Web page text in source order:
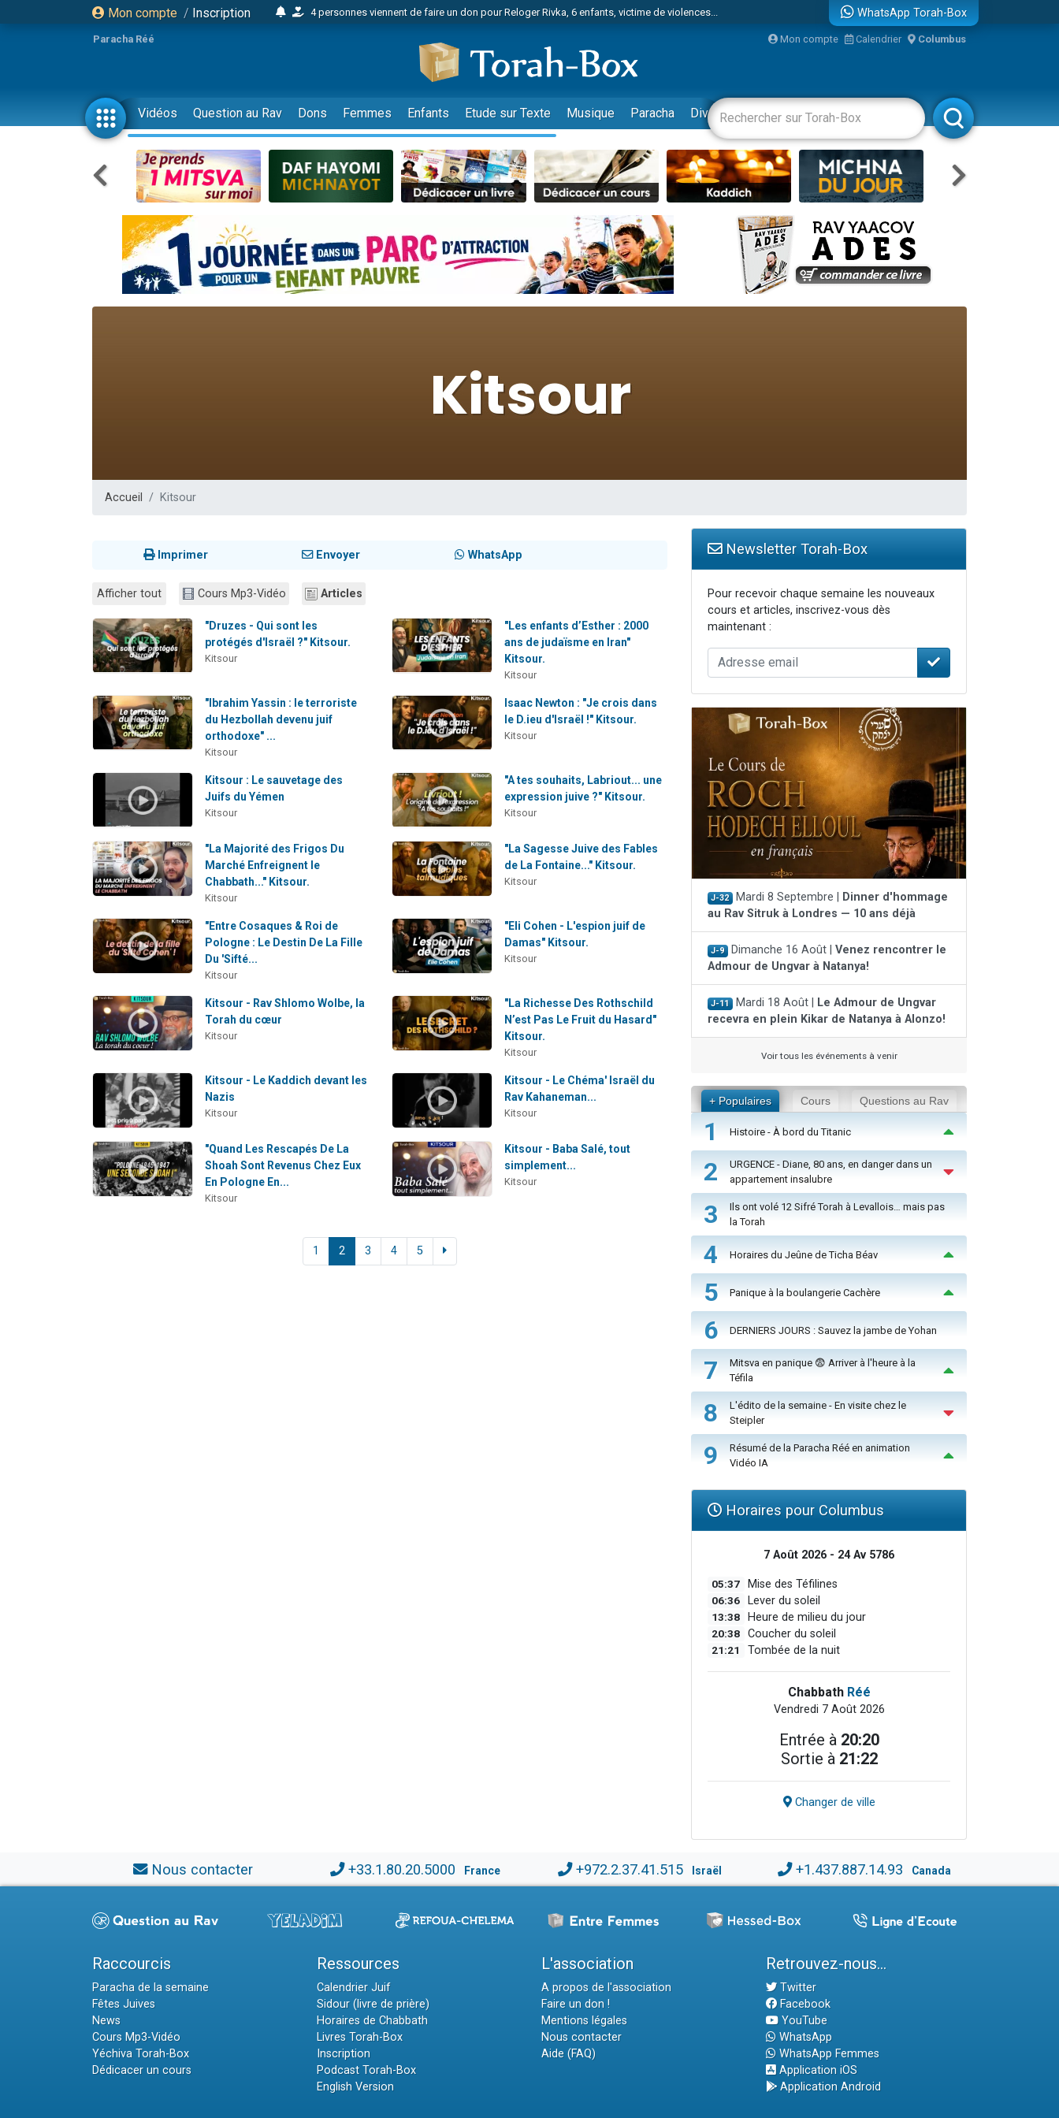
Mon compte / Inscription
4 personnes viennent de faire un don pour Reloger Rivka, 6 enfants, victime de violences...
17 personnes viennent de demander une bénédiction
4 personnes viennent de nous rejoindre sur WhatsApp
Il reste 49 places pour étudier en groupe sur Zoom
23 personnes viennent de faire un don pour Diane, 80 ans, dans un appartement insalubre
Eva vient de donner son Maasser
4 personnes viennent de nous rejoindre sur WhatsApp
3 personnes viennent de nous rejoindre sur WhatsApp
3 personnes viennent de faire un don pour 5 jours de vacances aux Orphelins
Odaya vient de donner son Maasser
2 personnes viennent de nous rejoindre sur WhatsApp
13 personnes viennent de demander une bénédiction
3 personnes viennent de nous rejoindre sur WhatsApp
2 personnes viennent de nous rejoindre sur WhatsApp
WhatsApp Torah-Box
Paracha Réé Mon compte Calendrier Columbus
Vidéos Question au Rav Dons Femmes Enfants Etude sur Texte Musique Paracha Divertissements Livres Rabbanim
Accueil Kitsour
Imprimer Envoyer WhatsApp
Afficher tout Cours Mp3-Vidéo Articles
"Druzes - Qui sont les
protégés d'Israël ?" Kitsour.
Kitsour
"Les enfants d’Esther : 2000
ans de judaïsme en Iran"
Kitsour.
Kitsour
"Ibrahim Yassin : le terroriste
du Hezbollah devenu juif
orthodoxe" ...
Kitsour
Isaac Newton : "Je crois dans
le D.ieu d'Israël !" Kitsour.
Kitsour
Kitsour : Le sauvetage des
Juifs du Yémen
Kitsour
"A tes souhaits, Labriout... une
expression juive ?" Kitsour.
Kitsour
"La Majorité des Frigos Du
Marché Enfreignent le
Chabbath..." Kitsour.
Kitsour
"La Sagesse Juive des Fables
de La Fontaine..." Kitsour.
Kitsour
"Entre Cosaques & Roi de
Pologne : Le Destin De La Fille
Du 'Sifté...
Kitsour
"Eli Cohen - L'espion juif de
Damas" Kitsour.
Kitsour
Kitsour - Rav Shlomo Wolbe, la
Torah du cœur
Kitsour
"La Richesse Des Rothschild
N’est Pas Le Fruit du Hasard"
Kitsour.
Kitsour
Kitsour - Le Kaddich devant les
Nazis
Kitsour
Kitsour - Le Chéma' Israël du
Rav Kahaneman...
Kitsour
"Quand Les Rescapés De La
Shoah Sont Revenus Chez Eux
En Pologne En...
Kitsour
Kitsour - Baba Salé, tout
simplement...
Kitsour
1 2 3 4 5
Newsletter Torah-Box
Pour recevoir chaque semaine les nouveaux
cours et articles, inscrivez-vous dès
maintenant :
J-32 Mardi 8 Septembre |
Dinner d'hommage
au Rav Sitruk à Londres — 10 ans déjà
J-9 Dimanche 16 Août | Venez rencontrer le
Admour de Ungvar à Natanya!
J-11 Mardi 18 Août |
Le Admour de Ungvar
recevra en plein Kikar de Natanya à Alonzo!
Voir tous les événements à venir
+ Populaires Cours Questions au Rav
1 Histoire - À bord du Titanic
2
URGENCE - Diane, 80 ans, en danger dans un
appartement insalubre
3
Ils ont volé 12 Sifré Torah à Levallois… mais pas
la Torah
4 Horaires du Jeûne de Ticha Béav
5 Panique à la boulangerie Cachère
6 DERNIERS JOURS : Sauvez la jambe de Yohan
7
Mitsva en panique 😨 Arriver à l'heure à la
Téfila
8
L'édito de la semaine - En visite chez le
Steipler
9
Résumé de la Paracha Réé en animation
Vidéo IA
Horaires pour Columbus
7 Août 2026 - 24 Av 5786
05:37 Mise des Téfilines
06:36 Lever du soleil
13:38 Heure de milieu du jour
20:38 Coucher du soleil
21:21 Tombée de la nuit
Chabbath Réé
Vendredi 7 Août 2026
Entrée à 20:20
Sortie à 21:22
Changer de ville
Nous contacter +33.1.80.20.5000 France +972.2.37.41.515 Israël +1.437.887.14.93 Canada
Raccourcis
Paracha de la semaine
Fêtes Juives
News
Cours Mp3-Vidéo
Yéchiva Torah-Box
Dédicacer un cours
Ressources
Calendrier Juif
Sidour (livre de prière)
Horaires de Chabbath
Livres Torah-Box
Inscription
Podcast Torah-Box
English Version
L'association
A propos de l'association
Faire un don !
Mentions légales
Nous contacter
Aide (FAQ)
Retrouvez-nous...
Twitter
Facebook
YouTube
WhatsApp
WhatsApp Femmes
Application iOS
Application Android